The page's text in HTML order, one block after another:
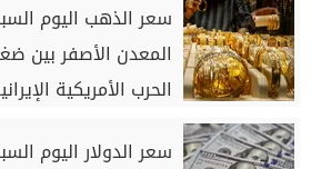
سعر الذهب اليوم
المعدن الأصفر بين
الحرب الأمريكية